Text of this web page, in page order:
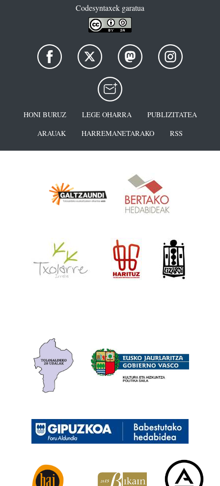
Codesyntaxek garatua
HONI BURUZ LEGE OHARRA
PUBLIZITATEA
ARAUAK
HARREMANETARAKO RSS